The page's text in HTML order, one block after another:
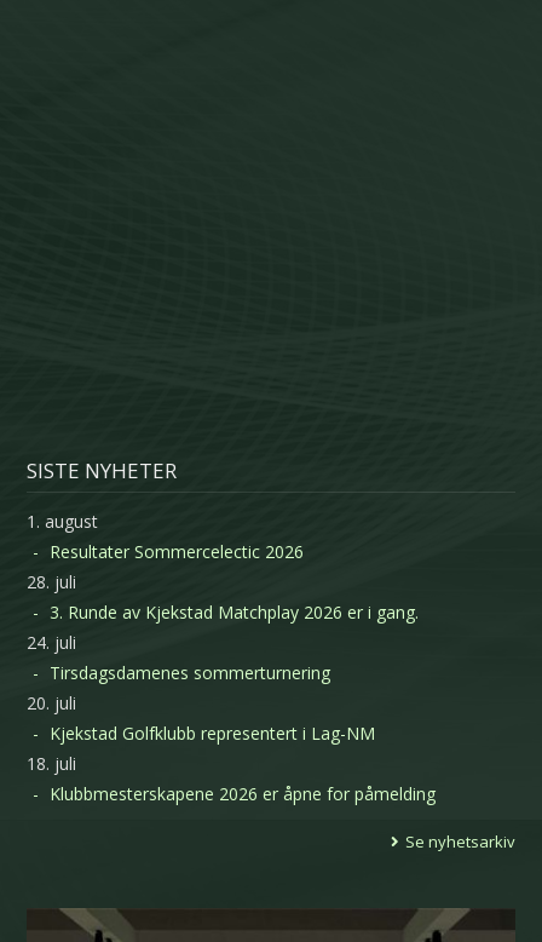
SISTE NYHETER
1. august
Resultater Sommercelectic 2026
28. juli
3. Runde av Kjekstad Matchplay 2026 er i gang.
24. juli
Tirsdagsdamenes sommerturnering
20. juli
Kjekstad Golfklubb representert i Lag-NM
18. juli
Klubbmesterskapene 2026 er åpne for påmelding
Se nyhetsarkiv